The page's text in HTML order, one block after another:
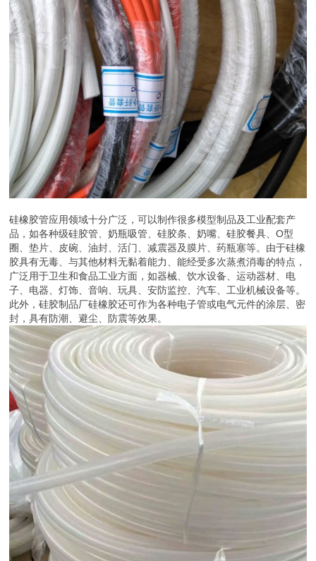
硅橡胶管应用领域十分广泛，可以制作很多模型制品及工业配套产
品，如各种级硅胶管、奶瓶吸管、硅胶条、奶嘴、硅胶餐具、O型
圈、垫片、皮碗、油封、活门、减震器及膜片、药瓶塞等。由于硅橡
胶具有无毒、与其他材料无黏着能力、能经受多次蒸煮消毒的特点，
广泛用于卫生和食品工业方面，如器械、饮水设备、运动器材、电
子、电器、灯饰、音响、玩具、安防监控、汽车、工业机械设备等。
此外，硅胶制品厂硅橡胶还可作为各种电子管或电气元件的涂层、密
封，具有防潮、避尘、防震等效果。